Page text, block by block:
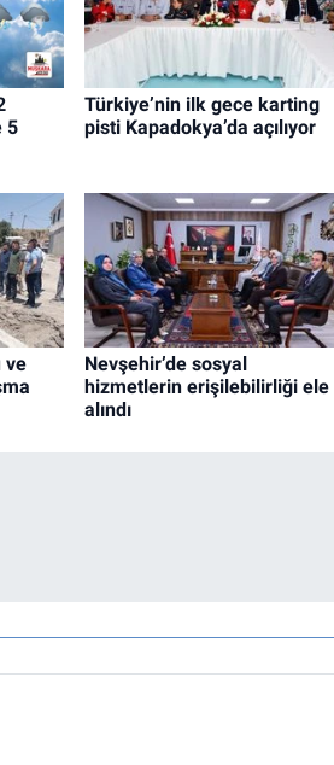
5
Türkiye’nin ilk gece karting
pisti Kapadokya’da açılıyor
ve
Nevşehir’de sosyal
hizmetlerin erişilebilirliği ele
alındı